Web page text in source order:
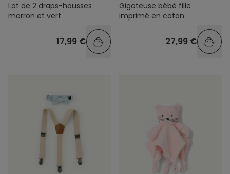
Lot de 2 draps-housses
marron et vert
17,99 €
Gigoteuse bébé fille
imprimé en coton
27,99 €